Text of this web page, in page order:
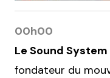
00h00
Le Sound System
fondateur du